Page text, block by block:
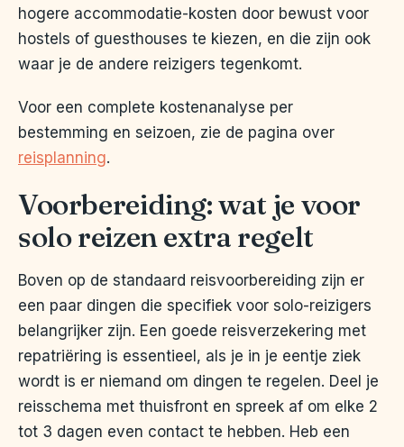
hogere accommodatie-kosten door bewust voor
hostels of guesthouses te kiezen, en die zijn ook
waar je de andere reizigers tegenkomt.
Voor een complete kostenanalyse per
bestemming en seizoen, zie de pagina over
reisplanning.
Voorbereiding: wat je voor
solo reizen extra regelt
Boven op de standaard reisvoorbereiding zijn er
een paar dingen die specifiek voor solo-reizigers
belangrijker zijn. Een goede reisverzekering met
repatriëring is essentieel, als je in je eentje ziek
wordt is er niemand om dingen te regelen. Deel je
reisschema met thuisfront en spreek af om elke 2
tot 3 dagen even contact te hebben. Heb een